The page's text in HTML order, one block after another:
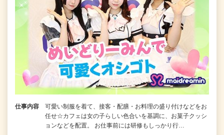
仕事内容
可愛い制服を着て、接客・配膳・お料理の盛り付けなどをお
任せ☆カフェは女の子らしい色合いを基調に、お菓子クッシ
ョンなどを配置。 お仕事前には研修もしっかり行…